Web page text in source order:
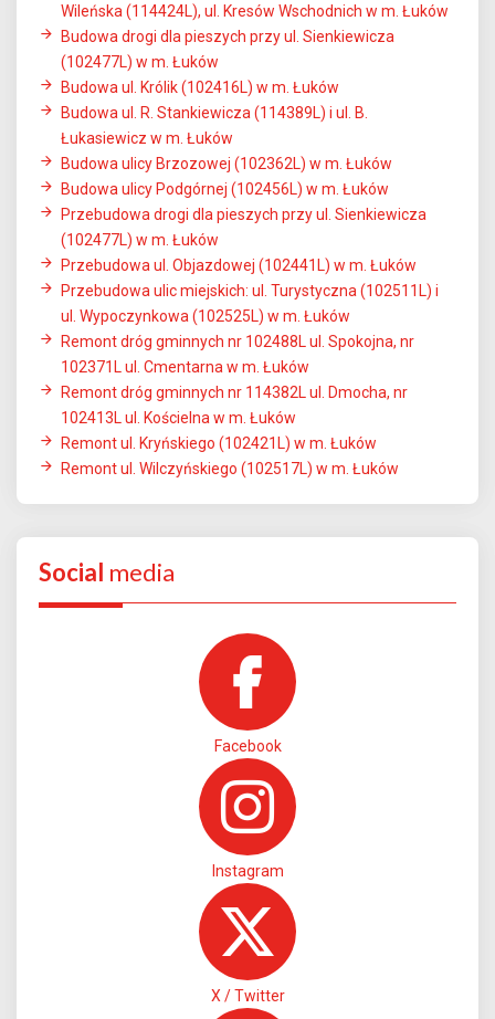
Wileńska (114424L), ul. Kresów Wschodnich w m. Łuków
Budowa drogi dla pieszych przy ul. Sienkiewicza
(102477L) w m. Łuków
Budowa ul. Królik (102416L) w m. Łuków
Budowa ul. R. Stankiewicza (114389L) i ul. B.
Łukasiewicz w m. Łuków
Budowa ulicy Brzozowej (102362L) w m. Łuków
Budowa ulicy Podgórnej (102456L) w m. Łuków
Przebudowa drogi dla pieszych przy ul. Sienkiewicza
(102477L) w m. Łuków
Przebudowa ul. Objazdowej (102441L) w m. Łuków
Przebudowa ulic miejskich: ul. Turystyczna (102511L) i
ul. Wypoczynkowa (102525L) w m. Łuków
Remont dróg gminnych nr 102488L ul. Spokojna, nr
102371L ul. Cmentarna w m. Łuków
Remont dróg gminnych nr 114382L ul. Dmocha, nr
102413L ul. Kościelna w m. Łuków
Remont ul. Kryńskiego (102421L) w m. Łuków
Remont ul. Wilczyńskiego (102517L) w m. Łuków
Social media
Facebook
Instagram
X / Twitter